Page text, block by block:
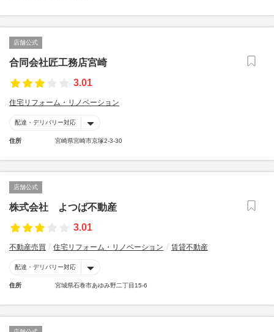
店舗公式
合同会社匠工務店宮崎
3.01
住宅リフォーム・リノベーション
配達・デリバリー対応
住所 宮崎県宮崎市京塚2-3-30
店舗公式
株式会社 よつば不動産
3.01
不動産売買 住宅リフォーム・リノベーション 賃貸不動産
配達・デリバリー対応
住所 宮城県石巻市あゆみ野二丁目15-6